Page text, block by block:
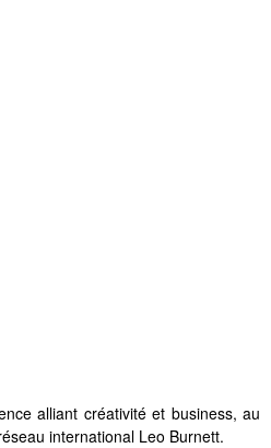
alliant créativité et business, au
international Leo Burnett.